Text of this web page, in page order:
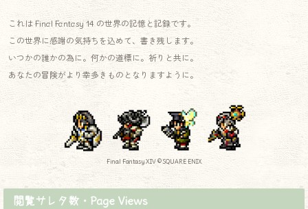
これは Final Fantasy 14 の世界の記憶と記録です。
この世界に感謝の気持ちを込めて、書き残します。
いつかの誰かの為に。何かの道標に。祈りと共に。
あなたの冒険がより幸多きものとなりますように。
Final Fantasy XIV © SQUARE ENIX
閲覧サレタ数・Page Views